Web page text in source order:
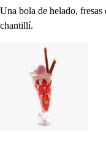
Una bola de helado,
chantillí.